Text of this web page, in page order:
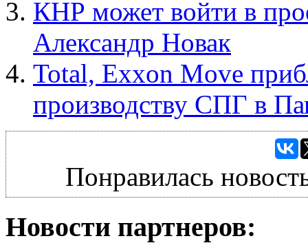
КНР может войти в
Александр Новак
Total, Exxon Move
производству СПГ в
Понравилась
Новости партнеров: